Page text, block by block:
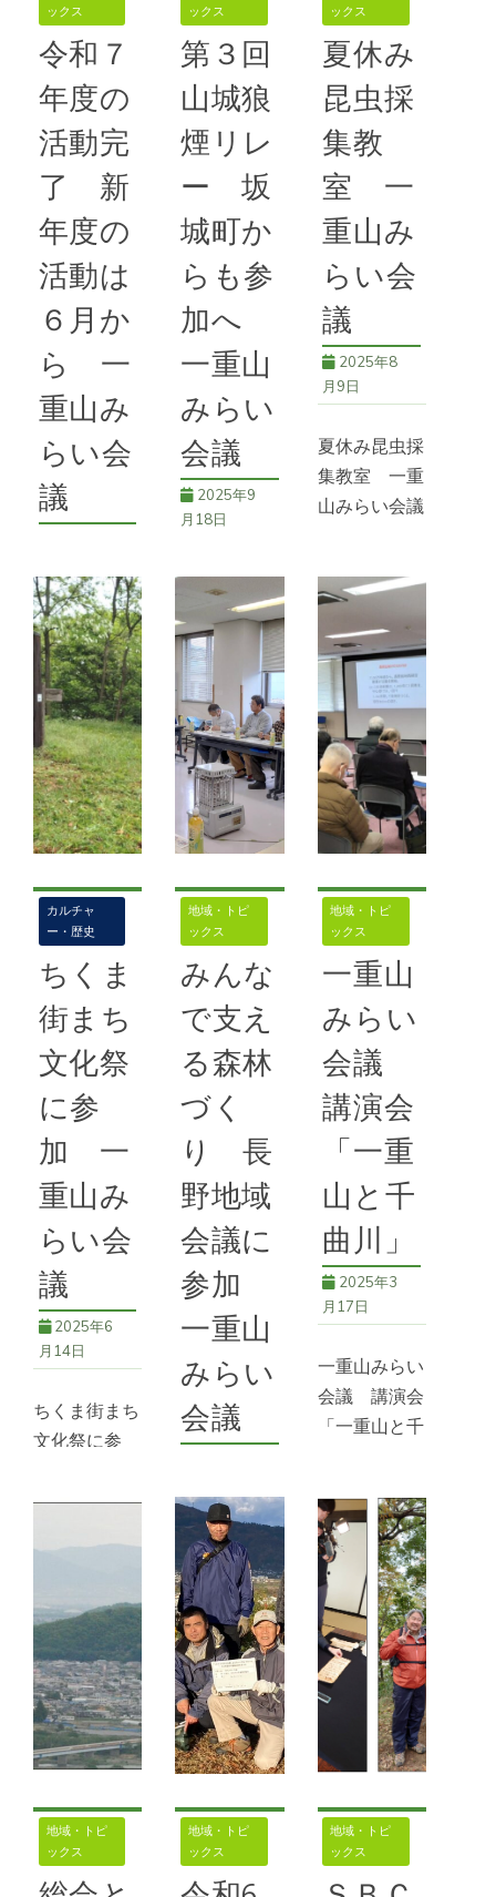
ックス
令和７
年度の
活動完
了 新
年度の
活動は
６月か
ら 一
重山み
らい会
議
令和７年度の
活動完了 新
年度の活動は
６月から 一
重山みらい会
議 一重山
みらい会議で
は３月に県へ
計報告を提出
し、検査も無
事に終了。令
和７年度の事
業が完了し
た。一重山は
市有地がある
ことから千
続きを読む
75号, 一重山
みらい会議
ックス
第３回
山城狼
煙リレ
ー 坂
城町か
らも参
加へ
一重山
みらい
会議
2025年9
月18日
第３回山城狼
煙リレー 坂
城町からも参
加へ 一重山
みらい会議
千曲市内の
山城関係３団
体（一重山み
らい会議、川
西地区振興連
山の歴史と自
然に学ぶ会）
は第３回の山
城狼煙リレー
の開催に向け
８月18
続きを読む
一重山
みらい会議
ックス
夏休み
昆虫採
集教
室 一
重山み
らい会
議
2025年8
月9日
夏休み昆虫採
集教室 一重
山みらい会議
例の夏休み昆
虫採集教室を
開催した。７
月27日午前
９時に一重山
不動尊登り口
を出発。途中
で事前に仕掛
けておいた虫
トボトルを確
認した
続きを読む
*千曲坂城ク
ラブ,67号,
みらい会議
カルチャ
ー・歴史
ちくま
街まち
文化祭
に参
加 一
重山み
らい会
議
2025年6
月14日
ちくま街まち
文化祭に参
らい会議
周辺のニワウ
ルシの除去な
どを実施し
た。前日は雨
が降ったが、
作業日は曇り
業となった。
一重山みら
い会議は来
地域・トピ
ックス
みんな
で支え
る森林
づく
り 長
野地域
会議に
参加
一重山
みらい
会議
みんなで支え
る森林づく
り 長野地域
会議に参加
一重山みらい
会議 一重
山みらい会議
では２月28
年度みんなで
支える森林づ
くり長野地域
地域・トピ
ックス
一重山
みらい
会議
講演会
「一重
山と千
曲川」
2025年3
月17日
一重山みらい
会議 講演会
「一重山と千
曲市市民交流
センター「て
とて」で一重
山みらい会議
記念講演「一
重山と千曲
川」が開催さ
れた。信州大
学名誉教授で
派・明徳寺
（羽尾）住職
地域・トピ
ックス
地域・トピ
ックス
地域・トピ
ックス